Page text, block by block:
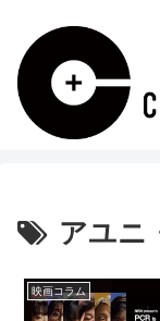
アユニ
映画コラム